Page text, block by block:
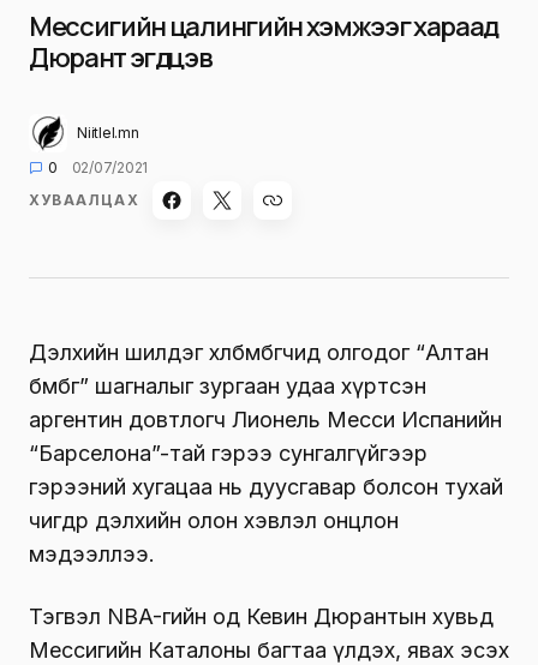
Мессигийн цалингийн хэмжээг хараад
Дюрант эгдүүцэв
Niitlel.mn
0
02/07/2021
ХУВААЛЦАХ
Дэлхийн шилдэг хөлбөмбөгчид олгодог “Алтан
бөмбөг” шагналыг зургаан удаа хүртсэн
аргентин довтлогч Лионель Месси Испанийн
“Барселона”-тай гэрээ сунгалгүйгээр
гэрээний хугацаа нь дуусгавар болсон тухай
өчигдөр дэлхийн олон хэвлэл онцлон
мэдээллээ.
Тэгвэл NBA-гийн од Кевин Дюрантын хувьд
Мессигийн Каталоны багтаа үлдэх, явах эсэх